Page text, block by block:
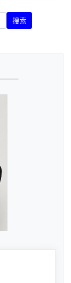
搜索